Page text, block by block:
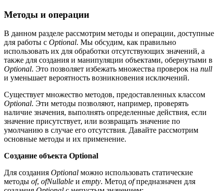
Методы и операции
В данном разделе рассмотрим методы и операции, доступные
для работы с Optional. Мы обсудим, как правильно
использовать их для обработки отсутствующих значений, а
также для создания и манипуляции объектами, обернутыми в
Optional. Это позволяет избежать множества проверок на null
и уменьшает вероятность возникновения исключений.
Существует множество методов, предоставленных классом
Optional. Эти методы позволяют, например, проверять
наличие значения, выполнять определенные действия, если
значение присутствует, или возвращать значение по
умолчанию в случае его отсутствия. Давайте рассмотрим
основные методы и их применение.
Создание объекта Optional
Для создания Optional можно использовать статические
методы of, ofNullable и empty. Метод ofпредназначен для